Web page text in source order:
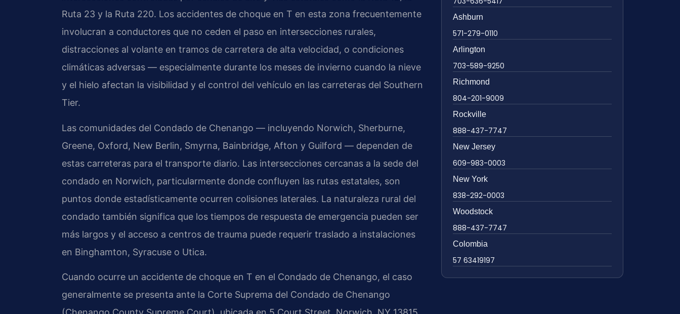
Ruta 23 y la Ruta 220. Los accidentes de choque en T en esta zona frecuentemente
involucran a conductores que no ceden el paso en intersecciones rurales,
distracciones al volante en tramos de carretera de alta velocidad, o condiciones
climáticas adversas — especialmente durante los meses de invierno cuando la nieve
y el hielo afectan la visibilidad y el control del vehículo en las carreteras del Southern
Tier.
Las comunidades del Condado de Chenango — incluyendo Norwich, Sherburne,
Greene, Oxford, New Berlin, Smyrna, Bainbridge, Afton y Guilford — dependen de
estas carreteras para el transporte diario. Las intersecciones cercanas a la sede del
condado en Norwich, particularmente donde confluyen las rutas estatales, son
puntos donde estadísticamente ocurren colisiones laterales. La naturaleza rural del
condado también significa que los tiempos de respuesta de emergencia pueden ser
más largos y el acceso a centros de trauma puede requerir traslado a instalaciones
en Binghamton, Syracuse o Utica.
Cuando ocurre un accidente de choque en T en el Condado de Chenango, el caso
generalmente se presenta ante la Corte Suprema del Condado de Chenango
Ashburn
571-279-0110
Arlington
703-589-9250
Richmond
804-201-9009
Rockville
888-437-7747
New Jersey
609-983-0003
New York
838-292-0003
Woodstock
888-437-7747
Colombia
57 63419197